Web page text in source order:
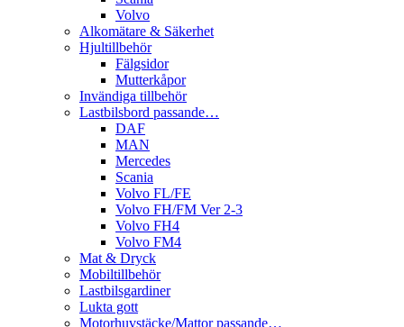
Volvo
Alkomätare & Säkerhet
Hjultillbehör
Fälgsidor
Mutterkåpor
Invändiga tillbehör
Lastbilsbord passande…
DAF
MAN
Mercedes
Scania
Volvo FL/FE
Volvo FH/FM Ver 2-3
Volvo FH4
Volvo FM4
Mat & Dryck
Mobiltillbehör
Lastbilsgardiner
Lukta gott
Motorhuvstäcke/Mattor passande…